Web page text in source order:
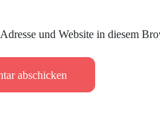
und Website in diesem